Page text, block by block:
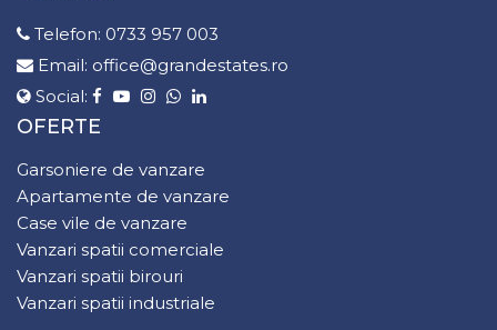
Telefon: 0733 957 003
Email: office@grandestates.ro
Social:
OFERTE
Garsoniere de vanzare
Apartamente de vanzare
Case vile de vanzare
Vanzari spatii comerciale
Vanzari spatii birouri
Vanzari spatii industriale